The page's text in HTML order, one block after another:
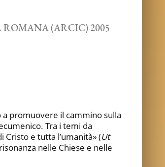
(ARCIC) 2005
promuovere il cammino sulla
Tra i temi da
e tutta l’umanità» (Ut
nelle Chiese e nelle